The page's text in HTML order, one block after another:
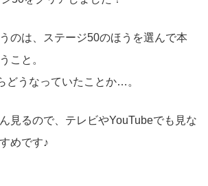
のは、ステージ50のほうを選んで本
こと。
どうなっていたことか…。
見るので、テレビやYouTubeでも見な
めです♪